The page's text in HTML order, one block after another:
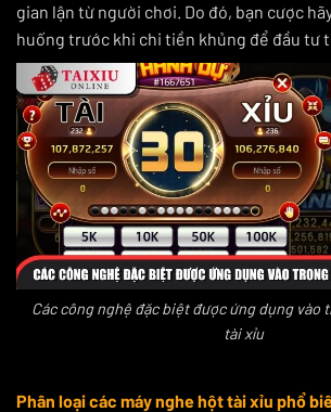
gian lận từ người chơi. Do đó, bạn cược
huống trước khi chi tiền khủng để đầu tư
Các công nghệ đặc biệt được ứng dụng vào
tài xỉu
Phân loại các máy nghe hột tài xỉu phổ